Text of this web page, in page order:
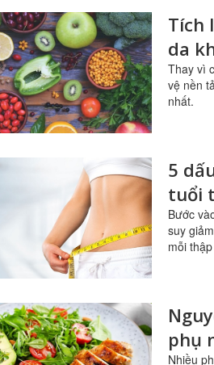
Tích
da
Thay vì
vệ nền
nhất.
5
tuổi
Bước
suy
mỗi
phụ
Nhiều